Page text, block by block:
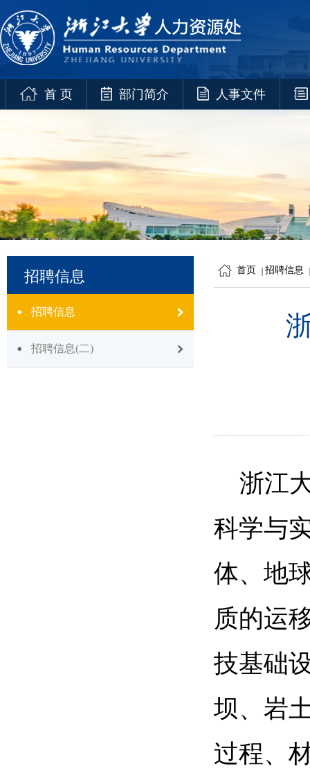
首 页 部门简介 人事文件
招聘信息
招聘信息
招聘信息(二)
首页 招聘信息
浙江
科学与
体、地
质的运
技基础
坝、岩
过程、